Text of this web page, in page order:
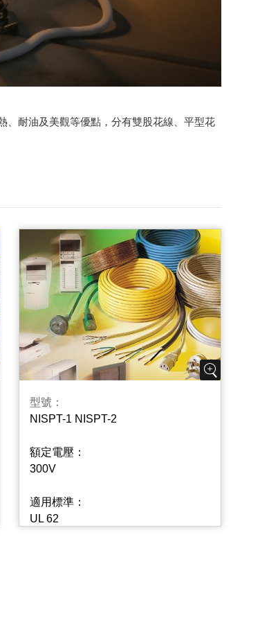
、耐油及美觀等優點，分有雙股花線、平型花
型號：
NISPT-1 NISPT-2
額定電壓：
300V
適用標準：
UL 62